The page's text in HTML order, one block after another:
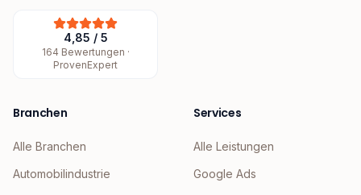
4,85 / 5
164 Bewertungen ·
ProvenExpert
Branchen
Alle Branchen
Automobilindustrie
Services
Alle Leistungen
Google Ads